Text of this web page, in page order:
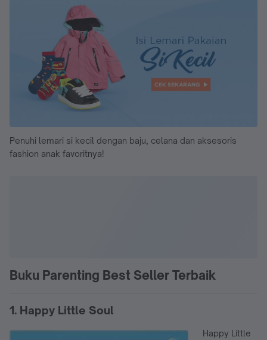
Penuhi lemari si kecil dengan baju, celana dan aksesoris
fashion anak favoritnya!
Buku Parenting Best Seller Terbaik
1. Happy Little Soul
Happy Little